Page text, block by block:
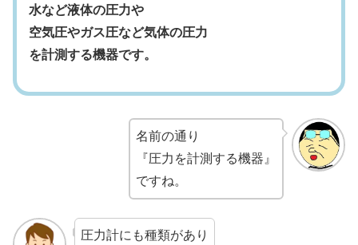
水など液体の圧力や
空気圧やガス圧など気体の圧力
を計測する機器です。
名前の通り
『圧力を計測する機器』
ですね。
圧力計にも種類があり